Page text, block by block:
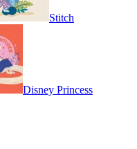
Stitch
Disney Princess